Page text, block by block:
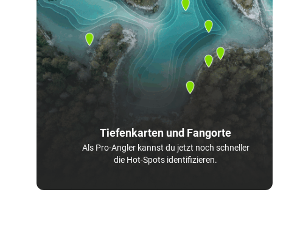
Tiefenkarten und Fangorte
Als Pro-Angler kannst du jetzt noch schneller
die Hot-Spots identifizieren.